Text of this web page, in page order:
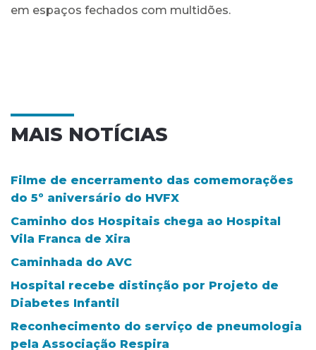
em espaços fechados com multidões.
MAIS NOTÍCIAS
Filme de encerramento das comemorações
do 5º aniversário do HVFX
Caminho dos Hospitais chega ao Hospital
Vila Franca de Xira
Caminhada do AVC
Hospital recebe distinção por Projeto de
Diabetes Infantil
Reconhecimento do serviço de pneumologia
pela Associação Respira